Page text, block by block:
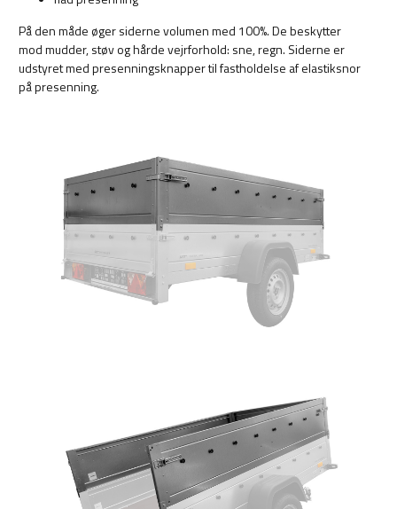
På den måde øger siderne volumen med 100%. De beskytter
mod mudder, støv og hårde vejrforhold: sne, regn. Siderne er
udstyret med presenningsknapper til fastholdelse af elastiksnor
på presenning.